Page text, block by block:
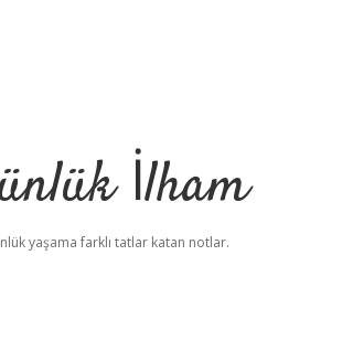
İlham
yaşama farklı tatlar katan notlar.